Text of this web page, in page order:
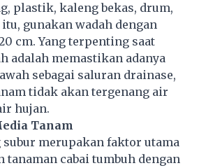
plastik, kaleng bekas, drum,
itu, gunakan wadah dengan
cm. Yang terpenting saat
adalah memastikan adanya
sebagai saluran drainase,
tidak akan tergenang air
hujan.
Tanam
subur merupakan faktor utama
cabai tumbuh dengan